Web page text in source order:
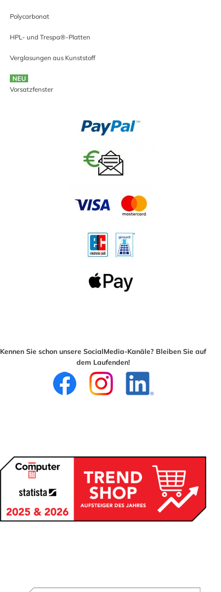
Polycarbonat
HPL- und Trespa®-Platten
Verglasungen aus Kunststoff
NEU
Vorsatzfenster
Kennen Sie schon unsere SocialMedia-Kanäle? Bleiben Sie auf
dem Laufenden!